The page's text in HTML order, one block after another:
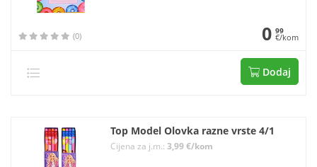
(0) 0 99
€/kom
Dodaj
Top Model Olovka razne vrste 4/1
Cijena za j.m.: 3,99 €/kom